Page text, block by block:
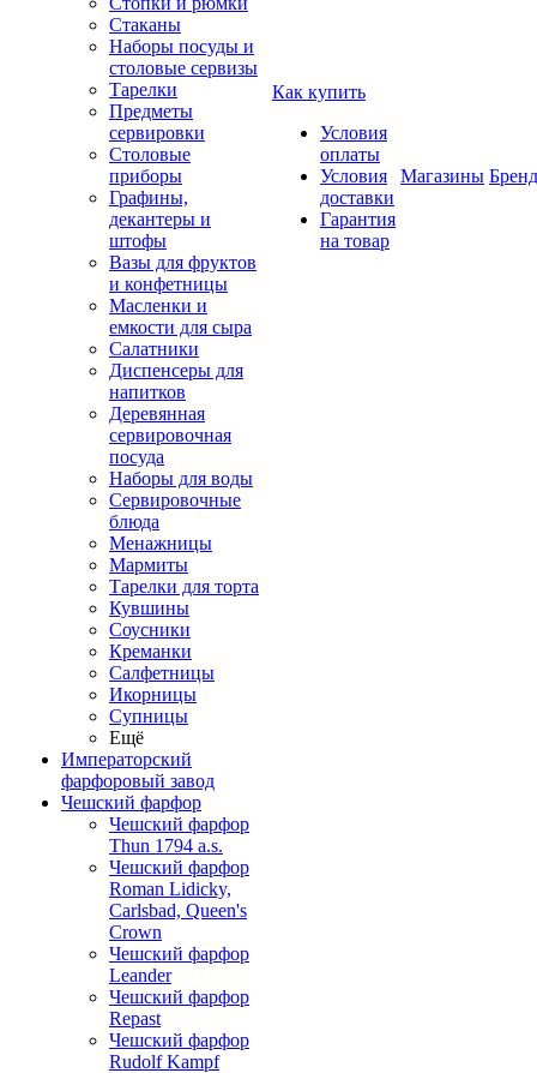
Стаканы
Наборы посуды и
столовые сервизы
Тарелки
Предметы
сервировки
Столовые
приборы
Графины,
декантеры и
штофы
Вазы для фруктов
и конфетницы
Масленки и
емкости для сыра
Салатники
Диспенсеры для
напитков
Деревянная
сервировочная
посуда
Наборы для воды
Сервировочные
блюда
Менажницы
Мармиты
Тарелки для торта
Кувшины
Соусники
Креманки
Салфетницы
Икорницы
Супницы
Ещё
Императорский
фарфоровый завод
Чешский фарфор
Чешский фарфор
Thun 1794 a.s.
Чешский фарфор
Roman Lidicky,
Carlsbad, Queen's
Crown
Чешский фарфор
Leander
Чешский фарфор
Repast
Чешский фарфор
Rudolf Kampf
Как купить
Условия
оплаты
Условия
доставки
Гарантия
на товар
Магазины